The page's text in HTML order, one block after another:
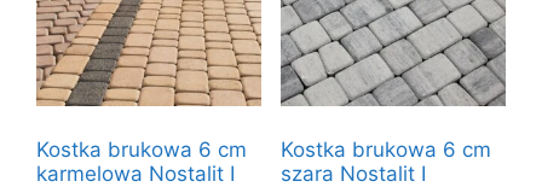
Kostka brukowa 6 cm
karmelowa Nostalit I
Kostka brukowa 6 cm
szara Nostalit I